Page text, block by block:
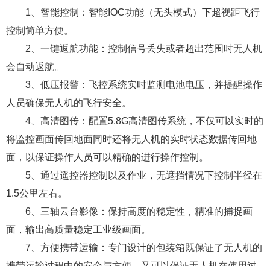
1、智能控制：智能IOC功能（无头模式）下超视距飞行
控制简单方便。
2、一键返航功能：控制信号丢失或者超出范围时无人机
会自动返航。
3、低压报警：飞控系统实时监测电池电压，并提醒操作
人员确保无人机的飞行安全。
4、高清图传：配置5.8G高清图传系统，不仅可以实时的
将监控画面传回地面同时还将无人机的实时状态数据传回地
面，以保证操作人员可以精确的进行操作控制。
5、通过遥控器控制以及作业，无遮挡情况下控制半径在
1.5公里左右。
6、三轴云台影像：保持高度的稳定性，精准的捕捉画
面，输出高质量稳定工业级画面。
7、方便携带运输：专门设计的包装箱既保证了无人机的